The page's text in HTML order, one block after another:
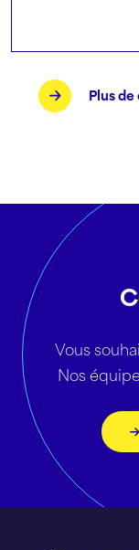
Plus
Vous
Nos